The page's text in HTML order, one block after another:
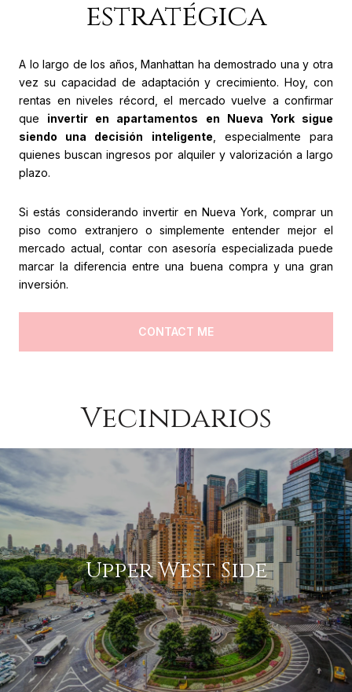
estratégica
A lo largo de los años, Manhattan ha demostrado una y otra
vez su capacidad de adaptación y crecimiento. Hoy, con
rentas en niveles récord, el mercado vuelve a confirmar
que invertir en apartamentos en Nueva York sigue
siendo una decisión inteligente , especialmente para
quienes buscan ingresos por alquiler y valorización a largo
plazo.
Si estás considerando invertir en Nueva York, comprar un
piso como extranjero o simplemente entender mejor el
mercado actual, contar con asesoría especializada puede
marcar la diferencia entre una buena compra y una gran
inversión.
CONTACT ME
Vecindarios
Upper West Side